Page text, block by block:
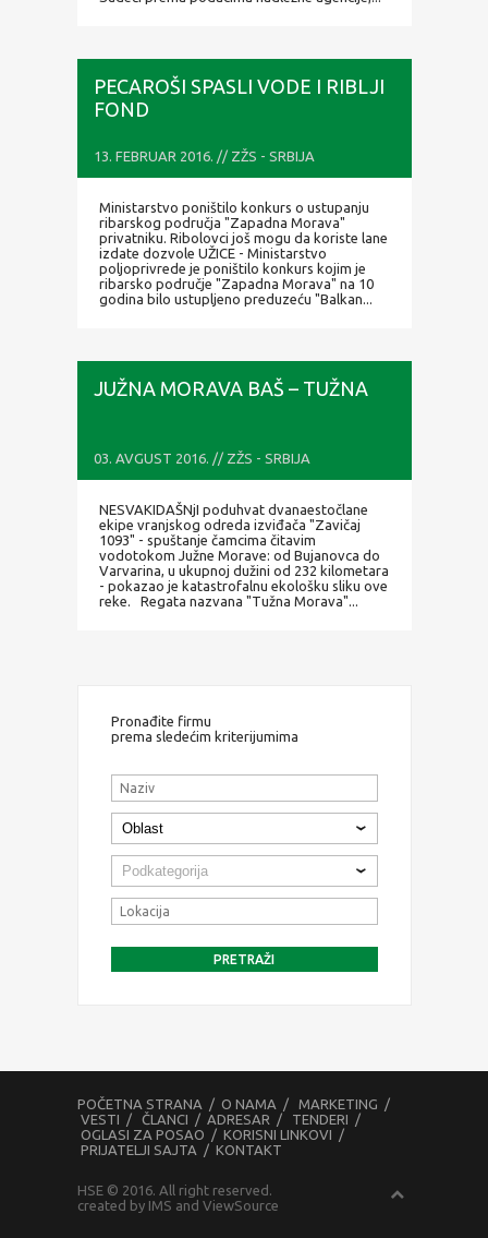
PECAROŠI SPASLI VODE I RIBLJI
FOND
13. FEBRUAR 2016. // ZŽS - SRBIJA
Ministarstvo poništilo konkurs o ustupanju
ribarskog područja "Zapadna Morava"
privatniku. Ribolovci još mogu da koriste lane
izdate dozvole UŽICE - Ministarstvo
poljoprivrede je poništilo konkurs kojim je
ribarsko područje "Zapadna Morava" na 10
godina bilo ustupljeno preduzeću "Balkan...
JUŽNA MORAVA BAŠ – TUŽNA
03. AVGUST 2016. // ZŽS - SRBIJA
NESVAKIDAŠNjI poduhvat dvanaestočlane
ekipe vranjskog odreda izviđača "Zavičaj
1093" - spuštanje čamcima čitavim
vodotokom Južne Morave: od Bujanovca do
Varvarina, u ukupnoj dužini od 232 kilometara
- pokazao je katastrofalnu ekološku sliku ove
reke. Regata nazvana "Tužna Morava"...
Pronađite firmu
prema sledećim kriterijumima
POČETNA STRANA / O NAMA / MARKETING /
VESTI / ČLANCI / ADRESAR / TENDERI /
OGLASI ZA POSAO / KORISNI LINKOVI /
PRIJATELJI SAJTA / KONTAKT
HSE © 2016. All right reserved.
created by IMS and ViewSource